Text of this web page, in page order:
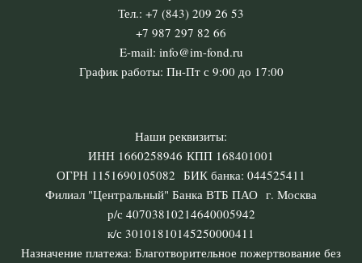
Тел.: +7 (843) 209 26 53
+7 987 297 82 66
E-mail: info@im-fond.ru
График работы: Пн-Пт с 9:00 до 17:00
Наши реквизиты:
ИНН 1660258946 КПП 168401001
ОГРН 1151690105082 БИК банка: 044525411
Филиал "Центральный" Банка ВТБ ПАО г. Москва
р/с 40703810214640005942
к/с 30101810145250000411
Назначение платежа: Благотворительное пожертвование без